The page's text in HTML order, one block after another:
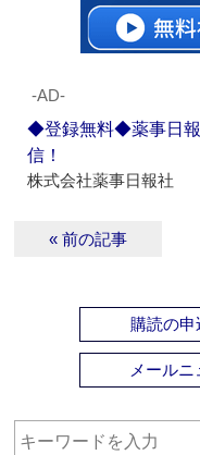
‐AD‐
◆登録無料◆薬事日
信！
株式会社薬事日報社
« 前の記事
購読の申
メールニ